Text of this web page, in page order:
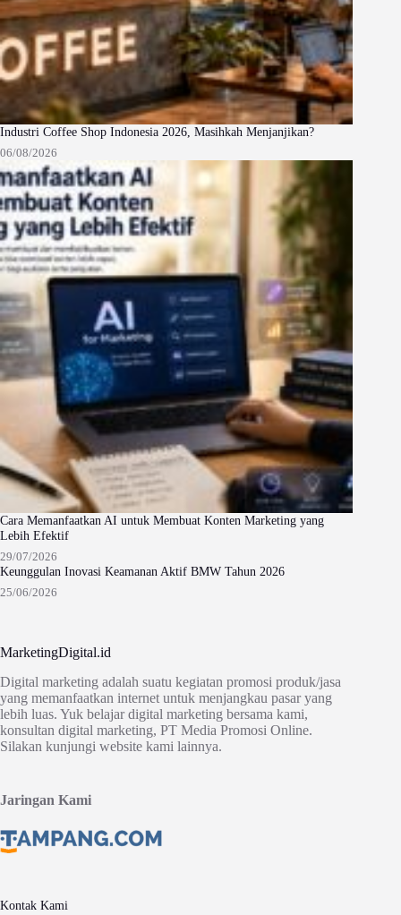
Industri Coffee Shop Indonesia 2026, Masihkah Menjanjikan?
06/08/2026
Cara Memanfaatkan AI untuk Membuat Konten Marketing yang
Lebih Efektif
29/07/2026
Keunggulan Inovasi Keamanan Aktif BMW Tahun 2026
25/06/2026
MarketingDigital.id
Digital marketing adalah suatu kegiatan promosi produk/jasa
yang memanfaatkan internet untuk menjangkau pasar yang
lebih luas. Yuk belajar digital marketing bersama kami,
konsultan digital marketing, PT Media Promosi Online.
Silakan kunjungi website kami lainnya.
Jaringan Kami
Kontak Kami